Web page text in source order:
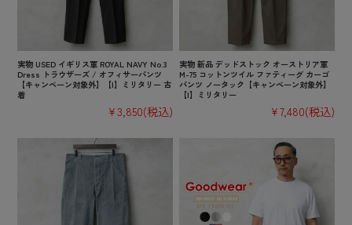
実物 USED イギリス軍 ROYAL NAVY No.3
Dress トラウザーズ / オフィサーパンツ
【キャンペーン対象外】【I】ミリタリー 古
着
¥3,850(税込)
実物 新品 デッドストック オーストリア軍
M-75 コットンツイル ファティーグ カーゴ
パンツ ノータック【キャンペーン対象外】
【I】ミリタリー
¥7,480(税込)